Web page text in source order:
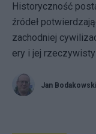
Historyczność
źródeł
zachodniej
ery i jej rzeczywisty
Jan Bodakowski